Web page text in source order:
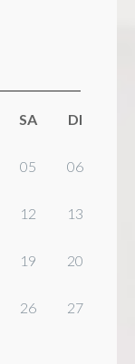
SA DI
05 06
12 13
19 20
26 27